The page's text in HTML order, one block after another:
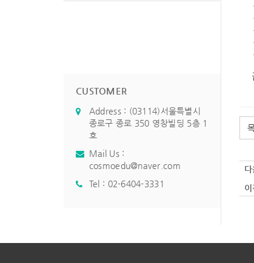
CUSTOMER
Address : (03114)서울특별시
종로구 종로 350 영창빌딩 5층 1
호
Mail Us :
cosmoedu@naver.com
Tel : 02-6404-3331
다
이